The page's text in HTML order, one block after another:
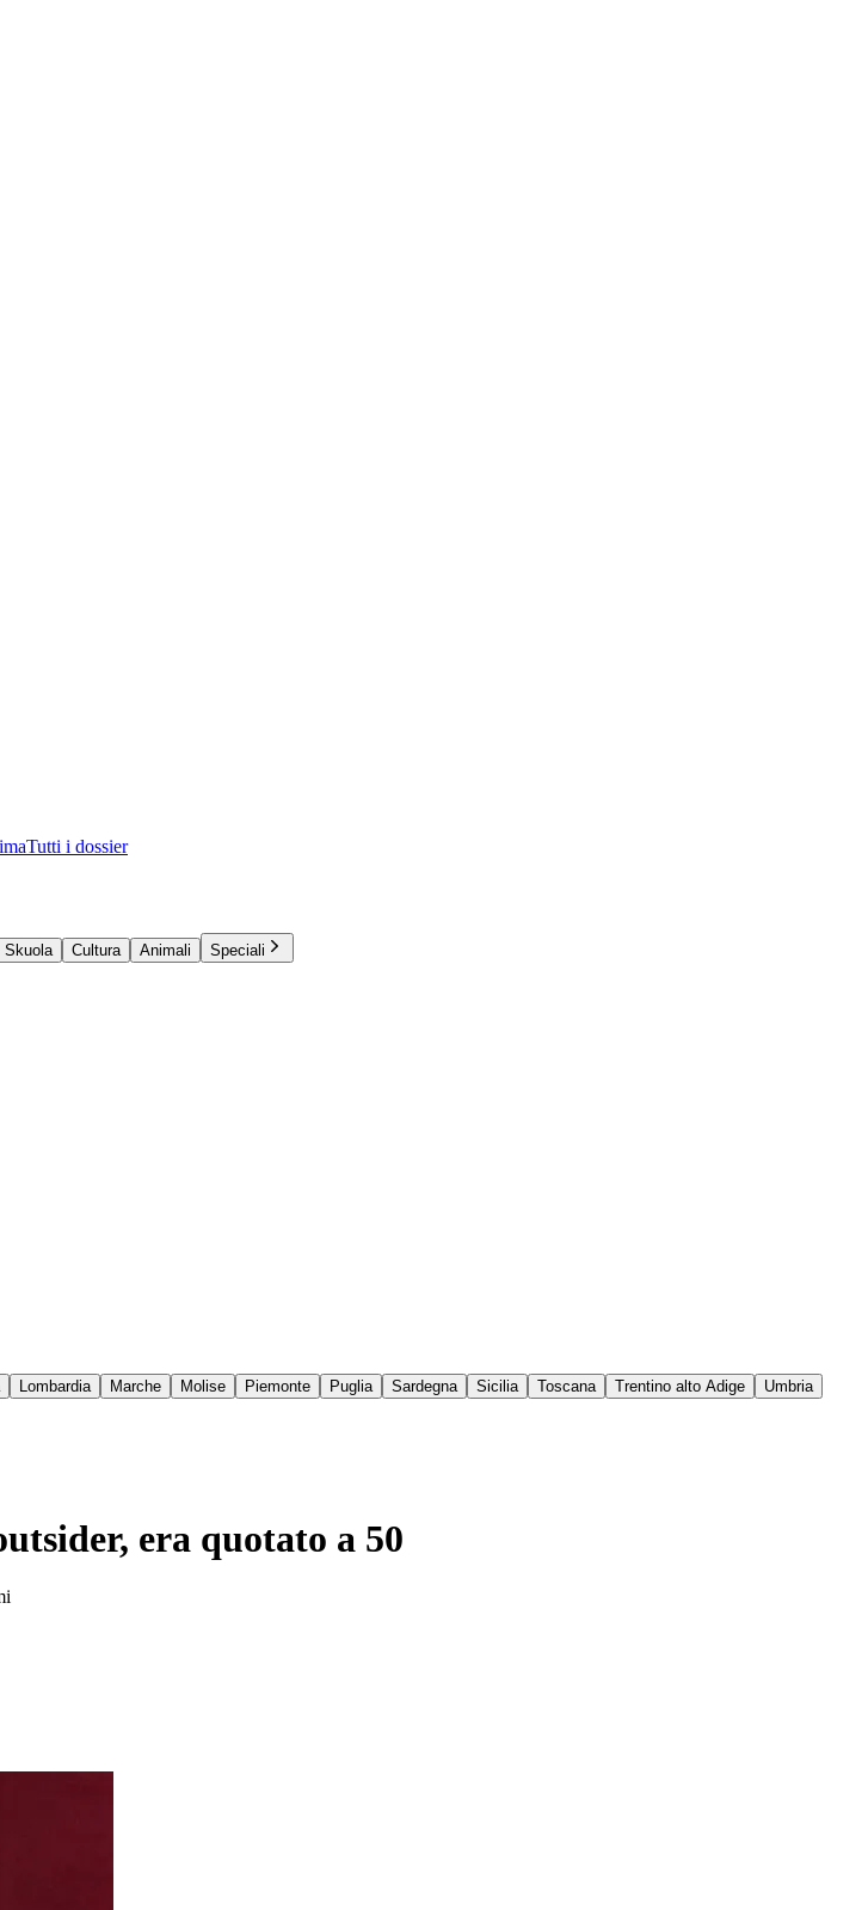
Tutti i dossier
Skuola Cultura Animali
Speciali
Lombardia Marche Molise Piemonte Puglia Sardegna Sicilia Toscana Trentino alto Adige
Umbria
era quotato a 50